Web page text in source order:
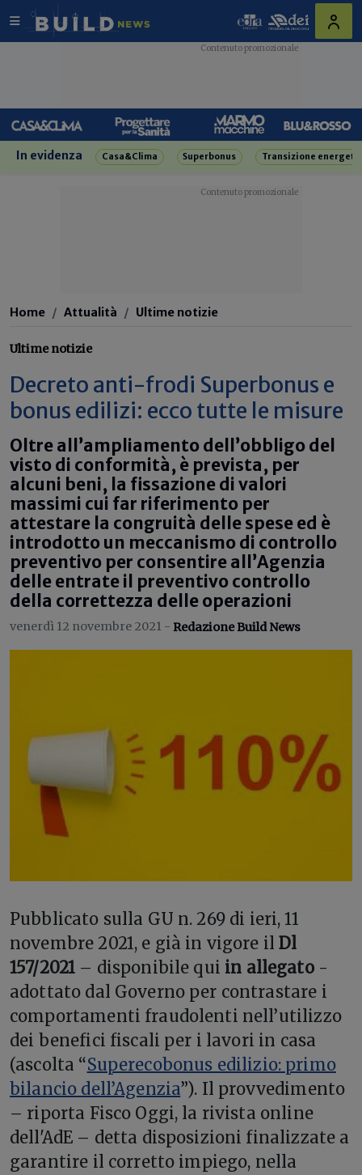
In evidenza Casa&Clima Superbonus Transizione
Home Attualità Ultime notizie
Ultime notizie
Decreto anti-frodi Superbonus e
bonus edilizi: ecco tutte le misure
Oltre all’ampliamento dell’obbligo del
visto di conformità, è prevista, per
alcuni beni, la fissazione di valori
massimi cui far riferimento per
attestare la congruità delle spese ed è
introdotto un meccanismo di controllo
preventivo per consentire all’Agenzia
delle entrate il preventivo controllo
della correttezza delle operazioni
venerdì 12 novembre 2021 - Redazione Build News
Pubblicato sulla GU n. 269 di ieri, 11
novembre 2021, e già in vigore ilDl
157/2021 – disponibile qui in allegato-
adottato dal Governo per contrastare i
comportamenti fraudolenti nell’utilizzo
dei benefici fiscali per i lavori in casa
(ascolta “Superecobonus edilizio: primo
bilancio dell’Agenzia”). Il provvedimento
– riporta Fisco Oggi, la rivista online
dell'AdE – detta disposizioni finalizzate a
garantire il corretto impiego, nella